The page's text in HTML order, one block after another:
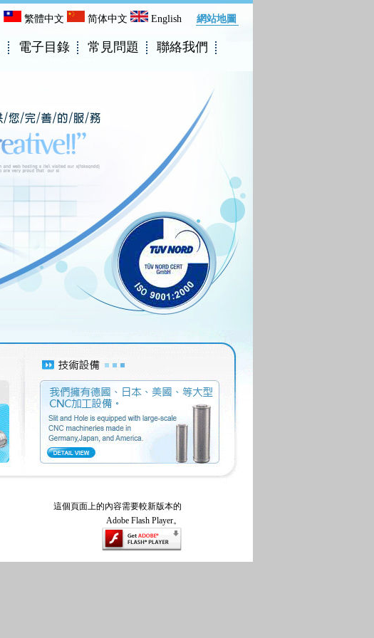
繁體中文 简体中文 English 網站地圖
電子目錄 常見問題 聯絡我們
這個頁面上的內容需要較新版本的
Adobe Flash Player。